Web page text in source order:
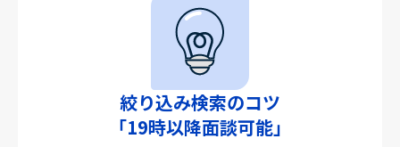
絞り込み検索のコツ
「19時以降面談可能」